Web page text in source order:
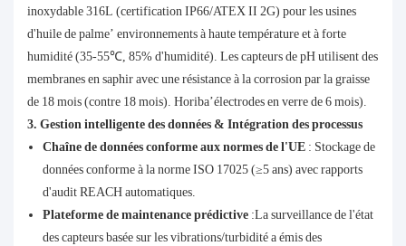
inoxydable 316L (certification IP66/ATEX II 2G) pour les usines
d'huile de palme’ environnements à haute température et à forte
humidité (35-55℃, 85% d'humidité). Les capteurs de pH utilisent des
membranes en saphir avec une résistance à la corrosion par la graisse
de 18 mois (contre 18 mois). Horiba’électrodes en verre de 6 mois).
3. Gestion intelligente des données & Intégration des processus
Chaîne de données conforme aux normes de l'UE : Stockage de
données conforme à la norme ISO 17025 (≥5 ans) avec rapports
d'audit REACH automatiques.
Plateforme de maintenance prédictive :La surveillance de l'état
des capteurs basée sur les vibrations/turbidité a émis des